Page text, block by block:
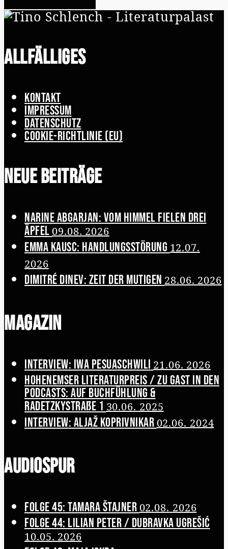
Allfälliges
Kontakt
Impressum
Datenschutz
Cookie-Richtlinie (EU)
Neue Beiträge
Narine Abgarjan: Vom Himmel fielen drei
Äpfel 09.08. 2026
Emma Kausc: Handlungsstörung 12.07.
2026
Dimitré Dinev: Zeit der Mutigen 28.06. 2026
Magazin
Interview: Iwa Pesuaschwili 21.06. 2026
Hohenemser Literaturpreis / Zu Gast in den
Podcasts: Auf Buchfühlung &
Radetzkystraße 1 30.06. 2025
Interview: Aljaž Koprivnikar 02.06. 2024
Audiospur
Folge 45: Tamara Štajner 02.08. 2026
Folge 44: Lilian Peter / Dubravka Ugrešić
10.05. 2026